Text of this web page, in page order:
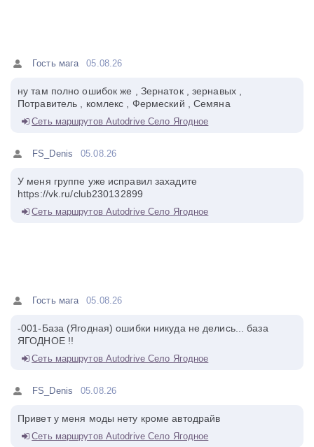
Гость мага 05.08.26
ну там полно ошибок же , Зернаток , зернавых ,
Потравитель , комлекс , Фермеский , Семяна
Сеть маршрутов Autodrive Село Ягодное
FS_Denis 05.08.26
У меня группе уже исправил захадите
https://vk.ru/club230132899
Сеть маршрутов Autodrive Село Ягодное
Гость мага 05.08.26
-001-База (Ягодная) ошибки никуда не делись... база
ЯГОДНОЕ !!
Сеть маршрутов Autodrive Село Ягодное
FS_Denis 05.08.26
Привет у меня моды нету кроме автодрайв
Сеть маршрутов Autodrive Село Ягодное